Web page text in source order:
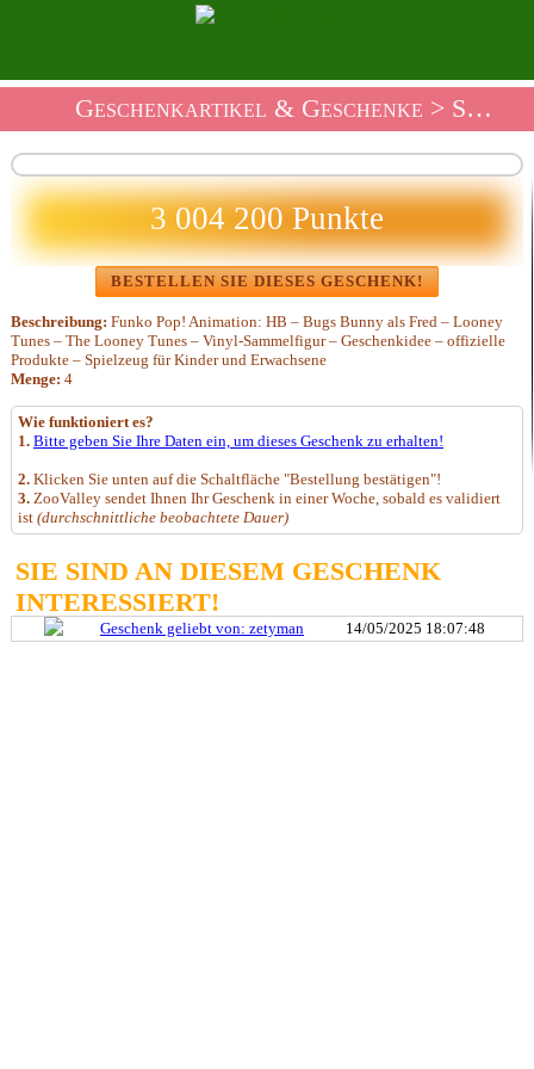
Geschenkartikel & Geschenke > Souvenirladen Spielzeug Und Figuren
3 004 200 Punkte
BESTELLEN SIE DIESES GESCHENK!
Beschreibung: Funko Pop! Animation: HB – Bugs Bunny als Fred – Looney
Tunes – The Looney Tunes – Vinyl-Sammelfigur – Geschenkidee – offizielle
Produkte – Spielzeug für Kinder und Erwachsene
Menge: 4
Wie funktioniert es?
1. Bitte geben Sie Ihre Daten ein, um dieses Geschenk zu erhalten!
2.Klicken Sie unten auf die Schaltfläche "Bestellung bestätigen"!
3.ZooValley sendet Ihnen Ihr Geschenk in einer Woche, sobald es validiert
ist(durchschnittliche beobachtete Dauer)
SIE SIND AN DIESEM GESCHENK
INTERESSIERT!
Geschenk geliebt von: zetyman 14/05/2025 18:07:48